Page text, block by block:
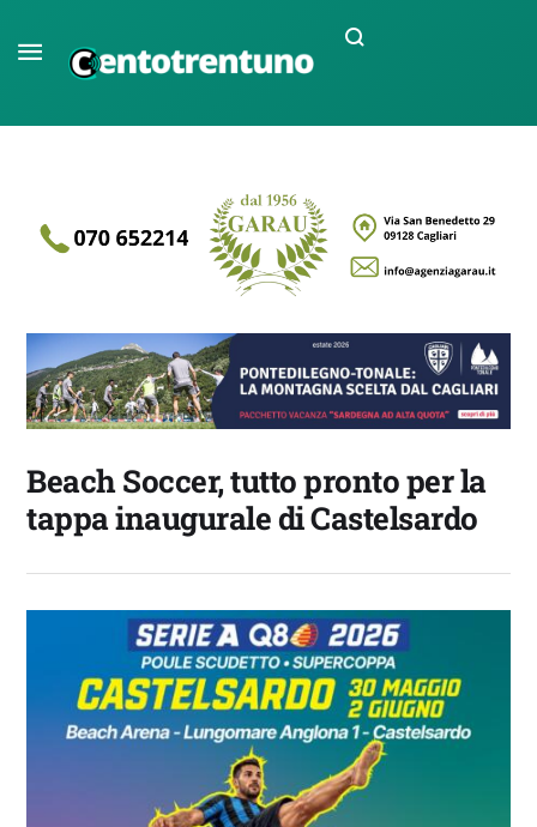
Beach Soccer, tutto pronto per la
tappa inaugurale di Castelsardo